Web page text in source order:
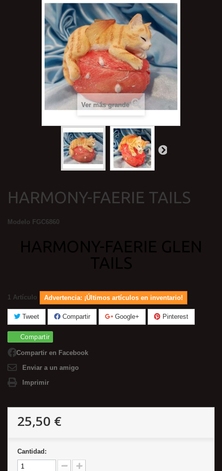
Ver más grande
HARMONY-FAERIE TAILS
Modelo FGC6860
HARMONY-FAERIE GLEN
TAILS
1 Artículo Advertencia: ¡Últimos artículos en inventario!
Tweet Compartir Google+ Pinterest
Compartir
Compartir en Facebook
Enviar a un amigo
Imprimir
25,50 €
Cantidad: